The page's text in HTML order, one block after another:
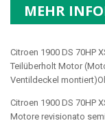
MEHR
Citroen 1900 DS 70HP
Teilüberholt Motor
Ventildeckel
Citroen 1900 DS 70HP
Motore revisionato